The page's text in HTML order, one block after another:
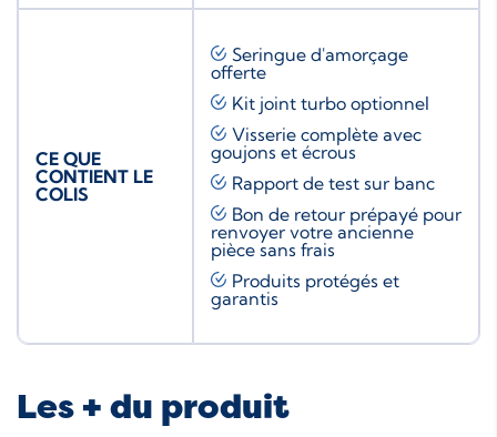
CE QUE
CONTIENT LE
COLIS
Seringue d'amorçage
offerte
Kit joint turbo optionnel
Visserie complète avec
goujons et écrous
Rapport de test sur banc
Bon de retour prépayé pour
renvoyer votre ancienne
pièce sans frais
Produits protégés et
garantis
Les + du produit